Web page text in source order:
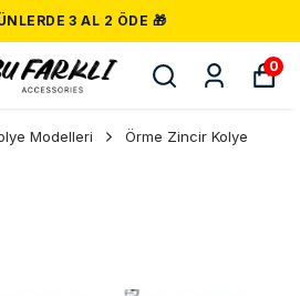
3 AL 2 ÖDE 🎁
0
Modelleri Örme Zincir Kolye